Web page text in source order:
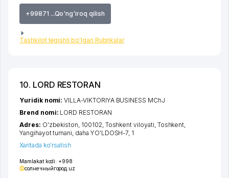
+99871 ...Qo'ng'iroq qilish
Tashkilot tegishli bo'lgan Rubrikalar
10. LORD RESTORAN
Mamlakat kodi: +998
солнечныйгород.uz
Yuridik nomi:VILLA-VIKTORIYA BUSINESS MChJ
Brend nomi: LORD RESTORAN
Adres: O'zbekiston, 100102, Toshkent viloyati Toshkent
Yangihayot tumani daha YO'LDOSH-7 , 1
Xaritada ko'rsatish